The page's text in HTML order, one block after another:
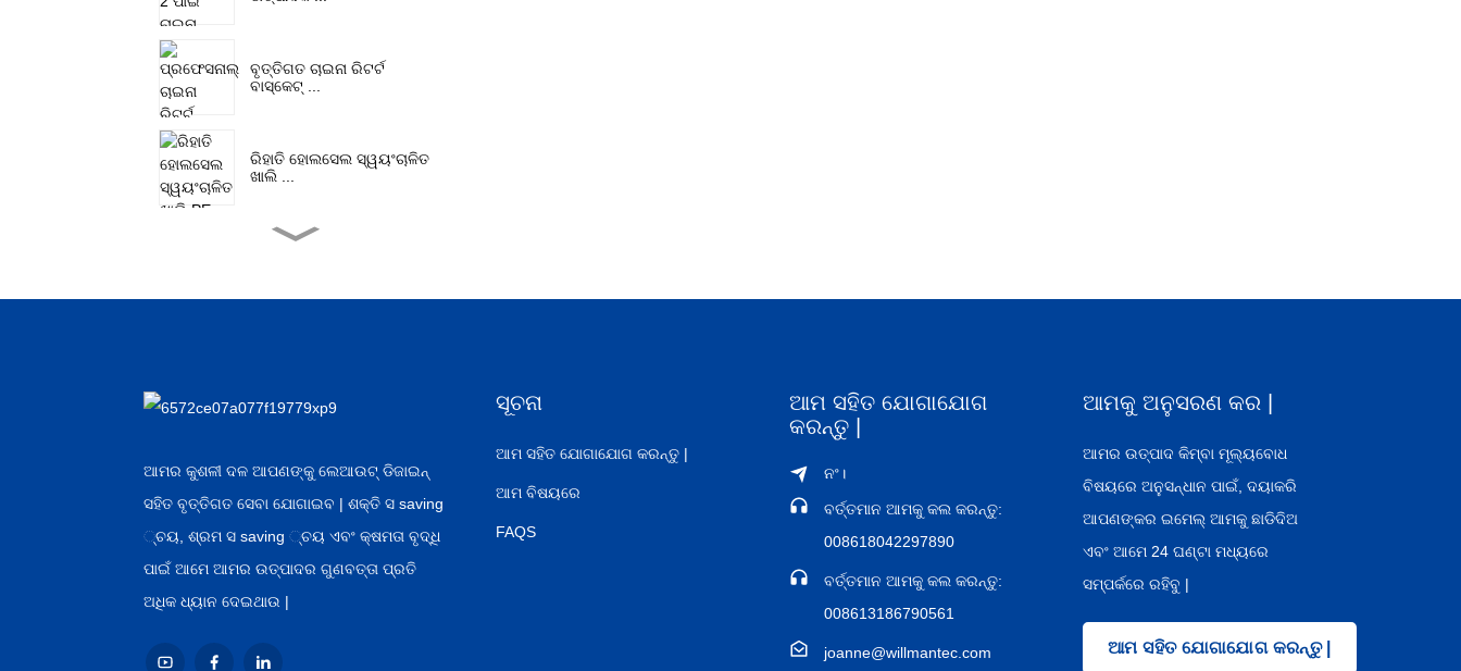
ବୃତ୍ତିଗତ ଚାଇନା ରିଟର୍ଟ
ବାସ୍କେଟ୍ ...
ରିହାତି ହୋଲସେଲ ସ୍ୱୟଂଚାଳିତ
ଖାଲି ...
ଗୃହପାଳିତ ପଶୁ ...
ଆମର କୁଶଳୀ ଦଳ ଆପଣଙ୍କୁ ଲେଆଉଟ୍ ଡିଜାଇନ୍
ସହିତ ବୃତ୍ତିଗତ ସେବା ଯୋଗାଇବ | ଶକ୍ତି ସ saving
୍ଚୟ, ଶ୍ରମ ସ saving ୍ଚୟ ଏବଂ କ୍ଷମତା ବୃଦ୍ଧି
ପାଇଁ ଆମେ ଆମର ଉତ୍ପାଦର ଗୁଣବତ୍ତା ପ୍ରତି
ଅଧିକ ଧ୍ୟାନ ଦେଇଥାଉ |
ସୂଚନା
ଆମ ସହିତ ଯୋଗାଯୋଗ କରନ୍ତୁ |
ଆମ ବିଷୟରେ
FAQS
ଆମ ସହିତ ଯୋଗାଯୋଗ
କରନ୍ତୁ |
ନଂ।
ବର୍ତ୍ତମାନ ଆମକୁ କଲ କରନ୍ତୁ:
008618042297890
ବର୍ତ୍ତମାନ ଆମକୁ କଲ କରନ୍ତୁ:
008613186790561
joanne@willmantec.com
ଆମକୁ ଅନୁସରଣ କର |
ଆମର ଉତ୍ପାଦ କିମ୍ବା ମୂଲ୍ୟବୋଧ
ବିଷୟରେ ଅନୁସନ୍ଧାନ ପାଇଁ, ଦୟାକରି
ଆପଣଙ୍କର ଇମେଲ୍ ଆମକୁ ଛାଡିଦିଅ
ଏବଂ ଆମେ 24 ଘଣ୍ଟା ମଧ୍ୟରେ
ସମ୍ପର୍କରେ ରହିବୁ |
ଆମ ସହିତ ଯୋଗାଯୋଗ କରନ୍ତୁ |